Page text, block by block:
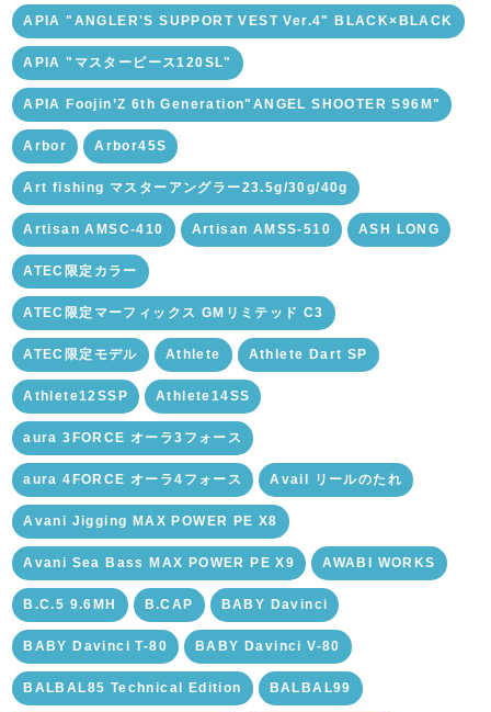
APIA "ANGLER'S SUPPORT VEST Ver.4" BLACK×BLACK
APIA "マスターピース120SL"
APIA Foojin’Z 6th Generation"ANGEL SHOOTER S96M"
Arbor Arbor45S
Art fishing マスターアングラー23.5g/30g/40g
Artisan AMSC-410 Artisan AMSS-510 ASH LONG
ATEC限定カラー
ATEC限定マーフィックス GMリミテッド C3
ATEC限定モデル Athlete Athlete Dart SP
Athlete12SSP Athlete14SS
aura 3FORCE オーラ3フォース
aura 4FORCE オーラ4フォース Avail リールのたれ
Avani Jigging MAX POWER PE X8
Avani Sea Bass MAX POWER PE X9 AWABI WORKS
B.C.5 9.6MH B.CAP BABY Davinci
BABY Davinci T-80 BABY Davinci V-80
BALBAL85 Technical Edition BALBAL99